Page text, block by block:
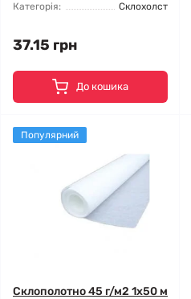
Категорія:
Склохолст
37.15 грн
До кошика
Популярний
Склополотно 45 г/м2 1x50 м